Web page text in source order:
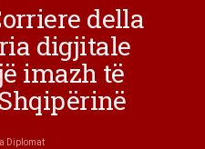
della
digjitale
imazh të
Diplomat